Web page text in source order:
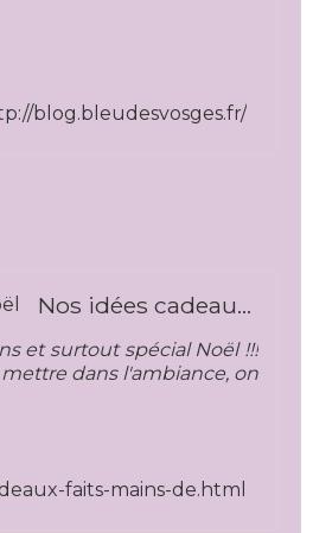
blog.bleudesvosges.fr/
Nos idées cadeaux faits mains de dernière minute pour Noël
et surtout spécial Noël !!!
dans l'ambiance, on
faits-mains-de.html